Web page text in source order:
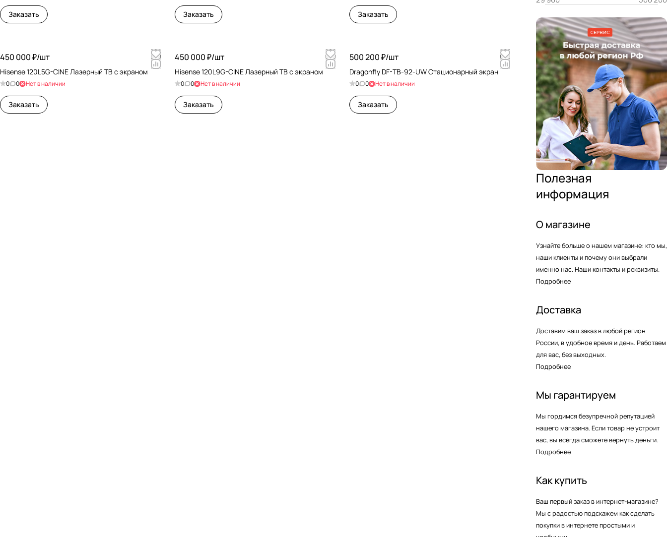
Заказать Заказать Заказать
450 000 ₽/шт
Hisense 120L5G-CINE Лазерный ТВ с экраном
0 0 Нет в наличии
Заказать
450 000 ₽/шт
Hisense 120L9G-CINE Лазерный ТВ с экраном
0 0 Нет в наличии
Заказать
500 200 ₽/шт
Dragonfly DF-TB-92-UW Стационарный экран
0 0 Нет в наличии
Заказать
Полезная
информация
О магазине
Узнайте больше о нашем магазине: кто мы,
наши клиенты и почему они выбрали
именно нас. Наши контакты и реквизиты.
Подробнее
Доставка
Доставим ваш заказ в любой регион
России, в удобное время и день. Работаем
для вас, без выходных.
Подробнее
Мы гарантируем
Мы гордимся безупречной репутацией
нашего магазина. Если товар не устроит
вас, вы всегда сможете вернуть деньги.
Подробнее
Как купить
Ваш первый заказ в интернет-магазине?
Мы с радостью подскажем как сделать
покупки в интернете простыми и